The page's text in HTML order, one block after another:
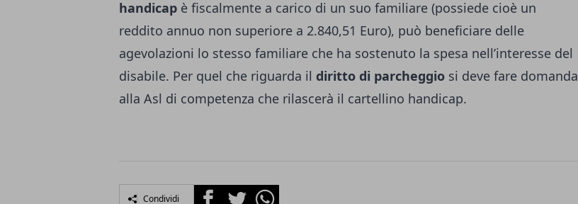
handicap è fiscalmente a carico di un suo familiare (possiede cioè un
reddito annuo non superiore a 2.840,51 Euro), può beneficiare delle
agevolazioni lo stesso familiare che ha sostenuto la spesa nell’interesse del
disabile. Per quel che riguarda il diritto di parcheggio si deve fare domanda
alla Asl di competenza che rilascerà il cartellino handicap.
Condividi FacebookTwitterWhatsapp